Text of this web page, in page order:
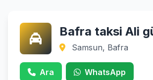
Bafra taksi Ali
Samsun, Bafra
Ara WhatsApp